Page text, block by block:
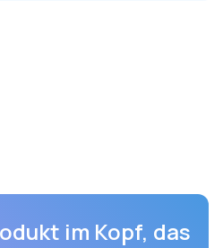
im Kopf, das